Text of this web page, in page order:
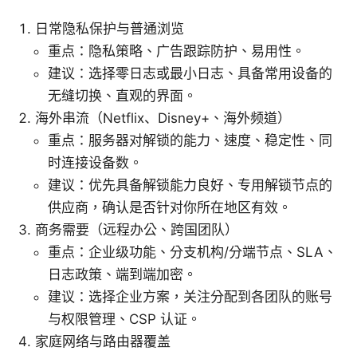
日常隐私保护与普通浏览
重点：隐私策略、广告跟踪防护、易用性。
建议：选择零日志或最小日志、具备常用设备的
无缝切换、直观的界面。
海外串流（Netflix、Disney+、海外频道）
重点：服务器对解锁的能力、速度、稳定性、同
时连接设备数。
建议：优先具备解锁能力良好、专用解锁节点的
供应商，确认是否针对你所在地区有效。
商务需要（远程办公、跨国团队）
重点：企业级功能、分支机构/分端节点、SLA、
日志政策、端到端加密。
建议：选择企业方案，关注分配到各团队的账号
与权限管理、CSP 认证。
家庭网络与路由器覆盖